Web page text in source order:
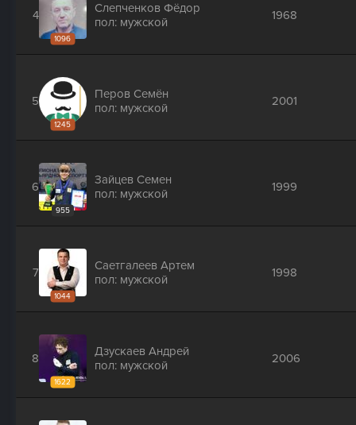
4
1096
Слепченков Фёдор
пол: мужской
1968
5
1245
Перов Семён
пол: мужской
2001
6
955
Зайцев Семен
пол: мужской
1999
7
1044
Саетгалеев Артем
пол: мужской
1998
8
1622
Дзускаев Андрей
пол: мужской
2006